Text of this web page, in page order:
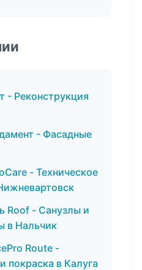
- Реконструкция
- Фасадные
- Техническое
Roof - Санузлы и
в Нальчик
Route -
покраска в Калуга